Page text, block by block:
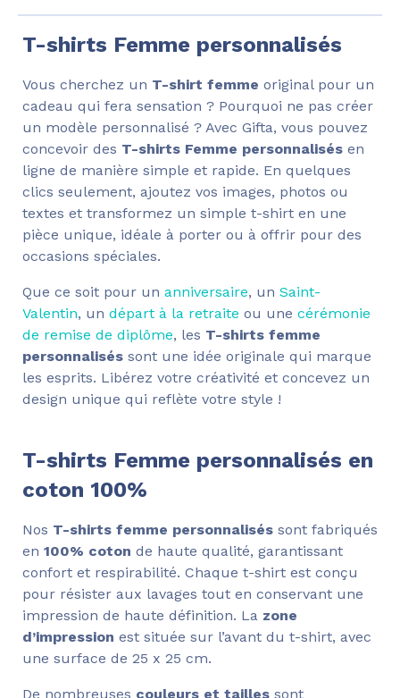
T-shirts Femme personnalisés
Vous cherchez un T-shirt femme original pour un
cadeau qui fera sensation ? Pourquoi ne pas créer
un modèle personnalisé ? Avec Gifta, vous pouvez
concevoir des T-shirts Femme personnalisés en
ligne de manière simple et rapide. En quelques
clics seulement, ajoutez vos images, photos ou
textes et transformez un simple t-shirt en une
pièce unique, idéale à porter ou à offrir pour des
occasions spéciales.
Que ce soit pour un anniversaire, un Saint-
Valentin, un départ à la retraite ou une cérémonie
de remise de diplôme, les T-shirts femme
personnalisés sont une idée originale qui marque
les esprits. Libérez votre créativité et concevez un
design unique qui reflète votre style !
T-shirts Femme personnalisés en
coton 100%
Nos T-shirts femme personnalisés sont fabriqués
en 100% coton de haute qualité, garantissant
confort et respirabilité. Chaque t-shirt est conçu
pour résister aux lavages tout en conservant une
impression de haute définition. La zone
d’impression est située sur l’avant du t-shirt, avec
une surface de 25 x 25 cm.
De nombreuses couleurs et tailles sont